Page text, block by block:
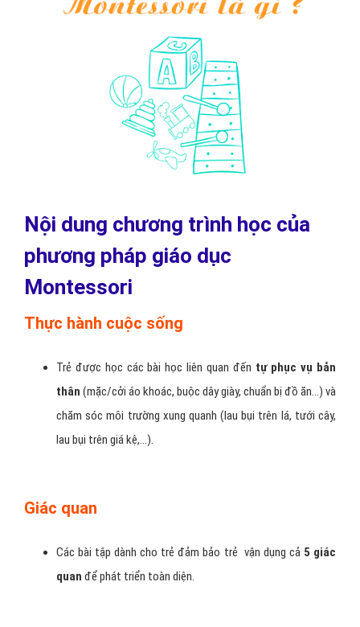
Nội dung chương trình học của
phương pháp giáo dục
Montessori
Thực hành cuộc sống
Trẻ được học các bài học liên quan đến tự phục vụ bản
thân (mặc/cởi áo khoác, buộc dây giày, chuẩn bị đồ ăn…) và
chăm sóc môi trường xung quanh (lau bụi trên lá, tưới cây,
lau bụi trên giá kệ,…).
Giác quan
Các bài tập dành cho trẻ đảm bảo trẻ vận dụng cả 5 giác
quan để phát triển toàn diện.